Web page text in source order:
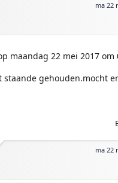
ma 22
maandag 22 mei 2017 om
staande gehouden.mocht
ma 22